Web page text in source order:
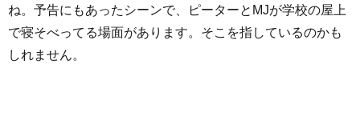
ね。予告にもあったシーンで、ピーターとMJが学校の屋上
で寝そべってる場面があります。そこを指しているのかも
しれません。